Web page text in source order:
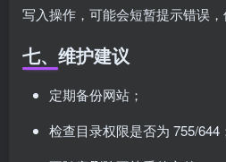
写入操作，可能会短暂提示错误，
七、维护建议
定期备份网站；
检查目录权限是否为 755/644